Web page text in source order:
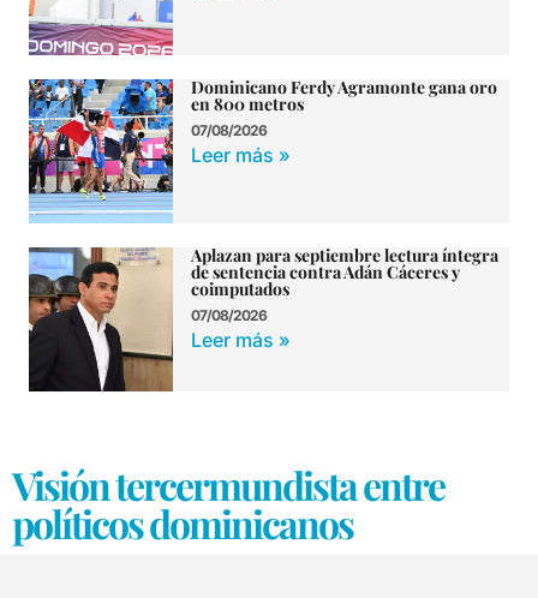
Dominicano Ferdy Agramonte gana oro
en 800 metros
07/08/2026
Leer más »
Aplazan para septiembre lectura íntegra
de sentencia contra Adán Cáceres y
coimputados
07/08/2026
Leer más »
Visión tercermundista entre
políticos dominicanos